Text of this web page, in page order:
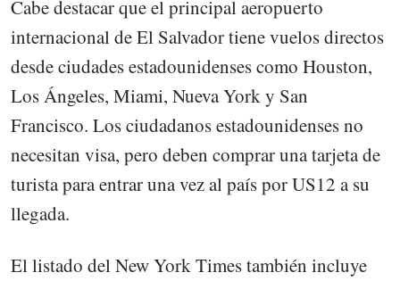
Cabe destacar que el principal aeropuerto
internacional de El Salvador tiene vuelos directos
desde ciudades estadounidenses como Houston,
Los Ángeles, Miami, Nueva York y San
Francisco. Los ciudadanos estadounidenses no
necesitan visa, pero deben comprar una tarjeta de
turista para entrar una vez al país por US12 a su
llegada.
El listado del New York Times también incluye